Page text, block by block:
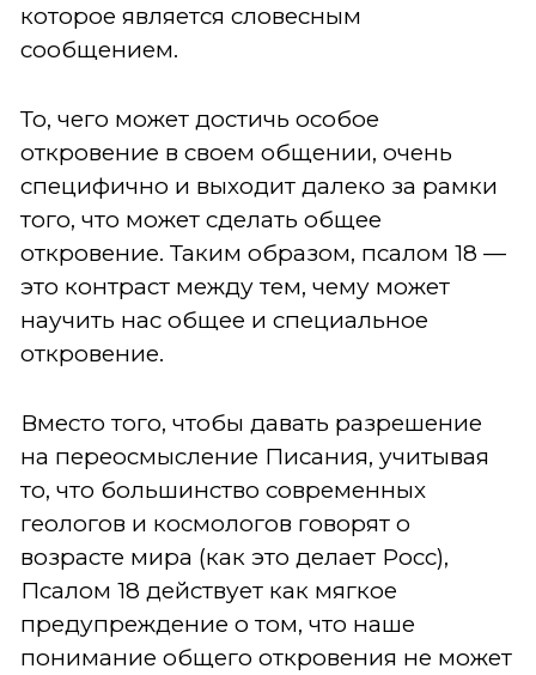
которое является словесным
сообщением.
То, чего может достичь особое
откровение в своем общении, очень
специфично и выходит далеко за рамки
того, что может сделать общее
откровение. Таким образом, псалом 18 —
это контраст между тем, чему может
научить нас общее и специальное
откровение.
Вместо того, чтобы давать разрешение
на переосмысление Писания, учитывая
то, что большинство современных
геологов и космологов говорят о
возрасте мира (как это делает Росс),
Псалом 18 действует как мягкое
предупреждение о том, что наше
понимание общего откровения не может